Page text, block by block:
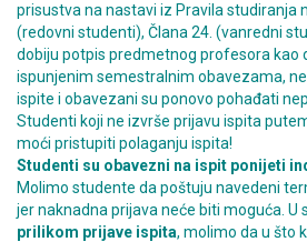
prisustva na nastavi iz Pravila studiranja
(redovni studenti), Člana 24. (vanredni
dobiju potpis predmetnog profesora kao
ispunjenim semestralnim obavezama,
ispite i obavezani su ponovo pohađati
Studenti koji ne izvrše prijavu ispita
moći pristupiti polaganju ispita!
Studenti su obavezni na ispit ponijeti
Molimo studente da poštuju navedeni
jer naknadna prijava neće biti moguća. U
prilikom prijave ispita, molimo da u što